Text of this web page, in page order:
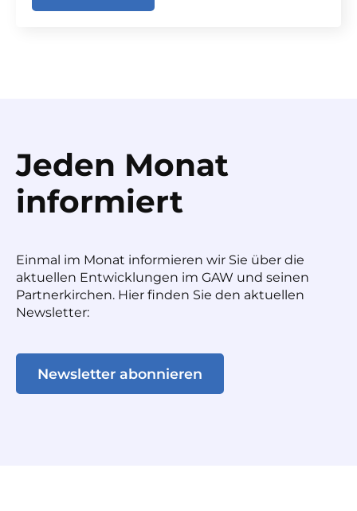
Jeden Monat
informiert
Einmal im Monat informieren wir Sie über die
aktuellen Entwicklungen im GAW und seinen
Partnerkirchen. Hier finden Sie den aktuellen
Newsletter:
Newsletter abonnieren